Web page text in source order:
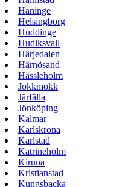
Haninge
Helsingborg
Huddinge
Hudiksvall
Härjedalen
Härnösand
Hässleholm
Jokkmokk
Järfälla
Jönköping
Kalmar
Karlskrona
Karlstad
Katrineholm
Kiruna
Kristianstad
Kungsbacka